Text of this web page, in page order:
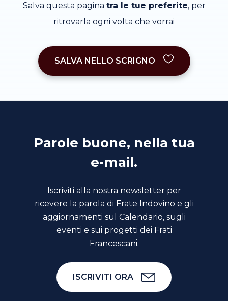
Salva questa pagina tra le tue preferite, per
ritrovarla ogni volta che vorrai
SALVA NELLO SCRIGNO
Parole buone, nella tua
e-mail.
Iscriviti alla nostra newsletter per
ricevere la parola di Frate Indovino e gli
aggiornamenti sul Calendario, sugli
eventi e sui progetti dei Frati
Francescani.
ISCRIVITI ORA